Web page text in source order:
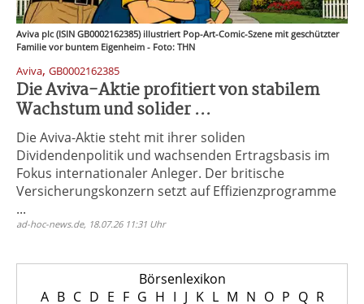
Aviva plc (ISIN GB0002162385) illustriert Pop-Art-Comic-Szene mit geschützter
Familie vor buntem Eigenheim - Foto: THN
Aviva, GB0002162385
Die Aviva-Aktie profitiert von stabilem
Wachstum und solider ...
Die Aviva-Aktie steht mit ihrer soliden
Dividendenpolitik und wachsenden Ertragsbasis im
Fokus internationaler Anleger. Der britische
Versicherungskonzern setzt auf Effizienzprogramme
...
ad-hoc-news.de, 18.07.26 11:31 Uhr
Börsenlexikon
A B C D E F G H I J K L M N O P Q R